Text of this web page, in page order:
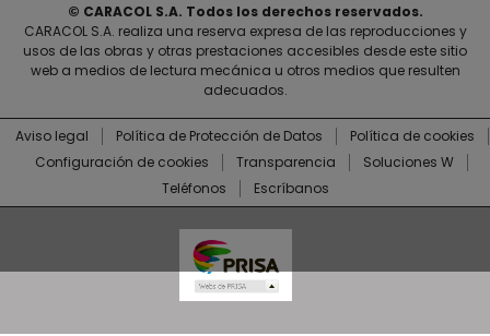
© CARACOL S.A. Todos los derechos reservados.
CARACOL S.A. realiza una reserva expresa de las reproducciones y
usos de las obras y otras prestaciones accesibles desde este sitio
web a medios de lectura mecánica u otros medios que resulten
adecuados.
Aviso legal Política de Protección de Datos
Política de cookies
Configuración de cookies
Transparencia
Soluciones W
Teléfonos
Escríbanos